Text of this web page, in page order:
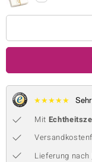
Collection
BY DE MELO
Collection
★★★★★
Mit
Lieferung nach